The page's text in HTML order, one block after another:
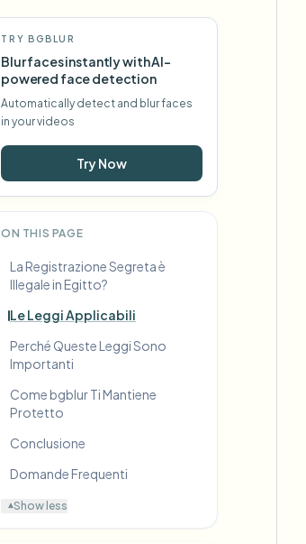
TRY BGBLUR
Blur faces instantly with AI-
powered face detection
Automatically detect and blur faces
in your videos
Try Now
ON THIS PAGE
La Registrazione Segreta è
Illegale in Egitto?
Le Leggi Applicabili
Perché Queste Leggi Sono
Importanti
Come bgblur Ti Mantiene
Protetto
Conclusione
Domande Frequenti
▾Show less